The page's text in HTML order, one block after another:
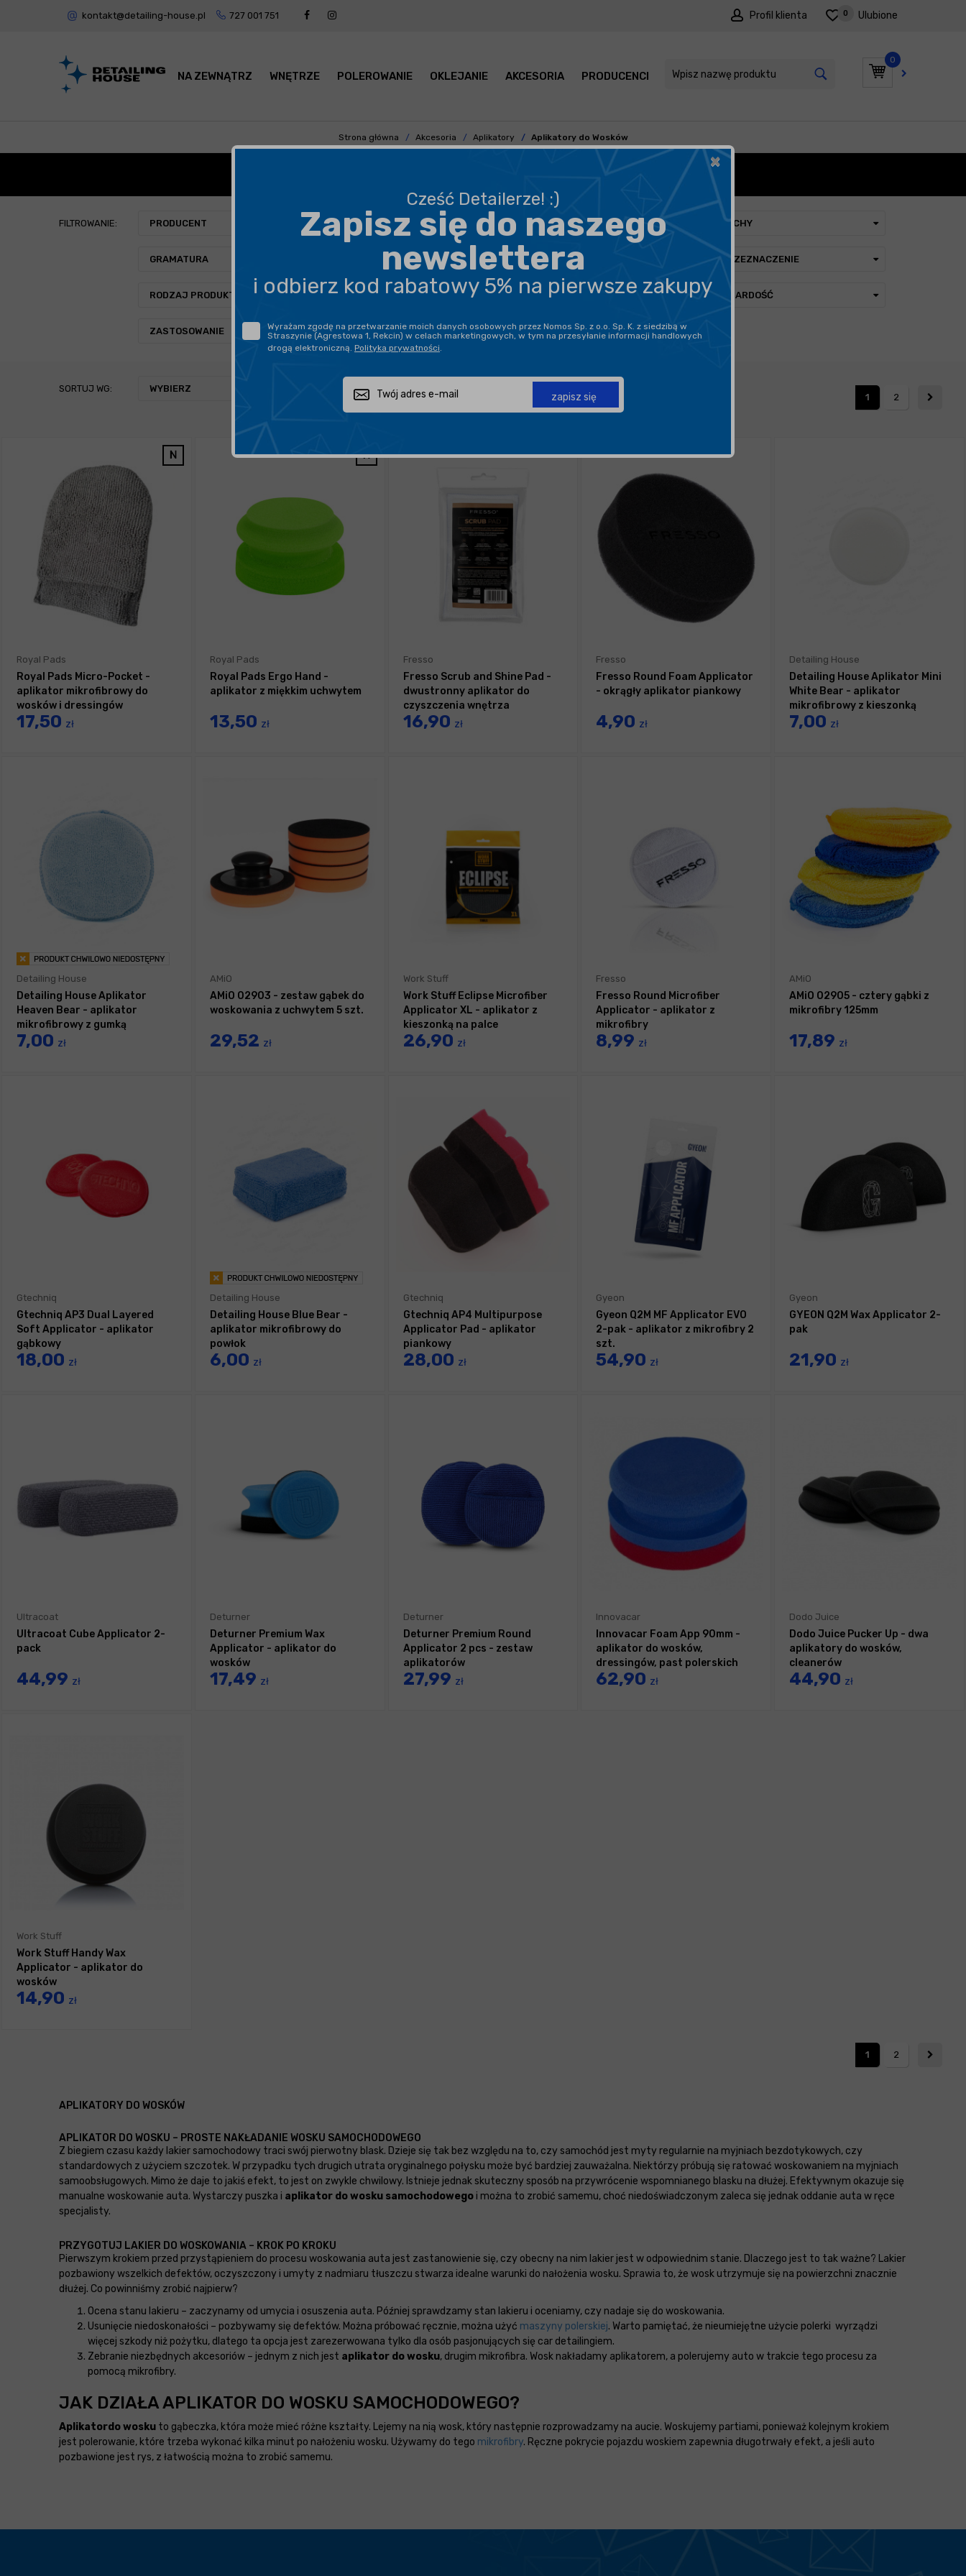
kontakt@detailing-house.pl 727 001 751 Profil klienta Ulubione
0
0
NA ZEWNĄTRZ WNĘTRZE POLEROWANIE OKLEJANIE AKCESORIA PRODUCENCI PROMOCJE
Strona główna Akcesoria Aplikatory Aplikatory do Wosków
APLIKATOR DO WOSKU SAMOCHODOWEGO
FILTROWANIE: PRODUCENT CENA POKAŻ TYLKO CECHY
GRAMATURA MATERIAŁ PRZEZNACZENIE
RODZAJ PRODUKTU ROZMIAR SEZON TWARDOŚĆ
ZASTOSOWANIE
SORTUJ WG: WYBIERZ POKAŻ PO:
1
2
Royal Pads
Royal Pads Micro-Pocket -
aplikator mikrofibrowy do
wosków i dressingów
17,50 zł
Royal Pads
Royal Pads Ergo Hand -
aplikator z miękkim uchwytem
13,50 zł
Fresso
Fresso Scrub and Shine Pad -
dwustronny aplikator do
czyszczenia wnętrza
samochodu
16,90 zł
Fresso
Fresso Round Foam Applicator
- okrągły aplikator piankowy
4,90 zł
Detailing House
Detailing House Aplikator Mini
White Bear - aplikator
mikrofibrowy z kieszonką
7,00 zł
Detailing House
Detailing House Aplikator
Heaven Bear - aplikator
mikrofibrowy z gumką
7,00 zł
AMiO
AMiO 02903 - zestaw gąbek do
woskowania z uchwytem 5 szt.
29,52 zł
Work Stuff
Work Stuff Eclipse Microfiber
Applicator XL - aplikator z
kieszonką na palce
26,90 zł
Fresso
Fresso Round Microfiber
Applicator - aplikator z
mikrofibry
8,99 zł
AMiO
AMiO 02905 - cztery gąbki z
mikrofibry 125mm
17,89 zł
Gtechniq
Gtechniq AP3 Dual Layered
Soft Applicator - aplikator
gąbkowy
18,00 zł
Detailing House
Detailing House Blue Bear -
aplikator mikrofibrowy do
powłok
6,00 zł
Gtechniq
Gtechniq AP4 Multipurpose
Applicator Pad - aplikator
piankowy
28,00 zł
Gyeon
Gyeon Q2M MF Applicator EVO
2-pak - aplikator z mikrofibry 2
szt.
54,90 zł
Gyeon
GYEON Q2M Wax Applicator 2-
pak
21,90 zł
Ultracoat
Ultracoat Cube Applicator 2-
pack
44,99 zł
Deturner
Deturner Premium Wax
Applicator - aplikator do
wosków
17,49 zł
Deturner
Deturner Premium Round
Applicator 2 pcs - zestaw
aplikatorów
27,99 zł
Innovacar
Innovacar Foam App 90mm -
aplikator do wosków,
dressingów, past polerskich
62,90 zł
Dodo Juice
Dodo Juice Pucker Up - dwa
aplikatory do wosków,
cleanerów
44,90 zł
Work Stuff
Work Stuff Handy Wax
Applicator - aplikator do
wosków
14,90 zł
1 2
APLIKATORY DO WOSKÓW
APLIKATOR DO WOSKU – PROSTE NAKŁADANIE WOSKU SAMOCHODOWEGO
Z biegiem czasu każdy lakier samochodowy traci swój pierwotny blask. Dzieje się tak bez względu na to, czy samochód jest myty regularnie na myjniach bezdotykowych, czy
standardowych z użyciem szczotek. W przypadku tych drugich utrata oryginalnego połysku może być bardziej zauważalna. Niektórzy próbują się ratować woskowaniem na myjniach
samoobsługowych. Mimo że daje to jakiś efekt, to jest on zwykle chwilowy. Istnieje jednak skuteczny sposób na przywrócenie wspomnianego blasku na dłużej. Efektywnym okazuje się
manualne woskowanie auta. Wystarczy puszka i aplikator do wosku samochodowego i można to zrobić samemu, choć niedoświadczonym zaleca się jednak oddanie auta w ręce
specjalisty.
PRZYGOTUJ LAKIER DO WOSKOWANIA – KROK PO KROKU
Pierwszym krokiem przed przystąpieniem do procesu woskowania auta jest zastanowienie się, czy obecny na nim lakier jest w odpowiednim stanie. Dlaczego jest to tak ważne? Lakier
pozbawiony wszelkich defektów, oczyszczony i umyty z nadmiaru tłuszczu stwarza idealne warunki do nałożenia wosku. Sprawia to, że wosk utrzymuje się na powierzchni znacznie
dłużej. Co powinniśmy zrobić najpierw?
Ocena stanu lakieru – zaczynamy od umycia i osuszenia auta. Później sprawdzamy stan lakieru i oceniamy, czy nadaje się do woskowania.
Usunięcie niedoskonałości – pozbywamy się defektów. Można próbować ręcznie, można użyć maszyny polerskiej. Warto pamiętać, że nieumiejętne użycie polerki wyrządzi
więcej szkody niż pożytku, dlatego ta opcja jest zarezerwowana tylko dla osób pasjonujących się car detailingiem.
Zebranie niezbędnych akcesoriów – jednym z nich jest aplikator do wosku, drugim mikrofibra. Wosk nakładamy aplikatorem, a polerujemy auto w trakcie tego procesu za
pomocą mikrofibry.
JAK DZIAŁA APLIKATOR DO WOSKU SAMOCHODOWEGO?
Aplikatordo wosku to gąbeczka, która może mieć różne kształty. Lejemy na nią wosk, który następnie rozprowadzamy na aucie. Woskujemy partiami, ponieważ kolejnym krokiem
jest polerowanie, które trzeba wykonać kilka minut po nałożeniu wosku. Używamy do tego mikrofibry. Ręczne pokrycie pojazdu woskiem zapewnia długotrwały efekt, a jeśli auto
pozbawione jest rys, z łatwością można to zrobić samemu.
×
Cześć Detailerze! :)
Zapisz się do naszego
newslettera
i odbierz kod rabatowy 5% na pierwsze zakupy
Wyrażam zgodę na przetwarzanie moich danych osobowych przez Nomos Sp. z o.o. Sp. K. z siedzibą w
Straszynie (Agrestowa 1, Rekcin) w celach marketingowych, w tym na przesyłanie informacji handlowych
drogą elektroniczną. Polityka prywatności
zapisz się